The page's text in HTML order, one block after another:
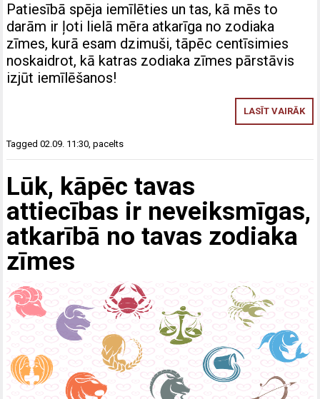
Patiesībā spēja iemīlēties un tas, kā mēs to
darām ir ļoti lielā mēra atkarīga no zodiaka
zīmes, kurā esam dzimuši, tāpēc centīsimies
noskaidrot, kā katras zodiaka zīmes pārstāvis
izjūt iemīlēšanos!
LASĪT VAIRĀK
Tagged02.09. 11:30,pacelts
Lūk, kāpēc tavas
attiecības ir neveiksmīgas,
atkarībā no tavas zodiaka
zīmes